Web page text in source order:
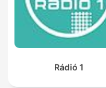
Rádió 1